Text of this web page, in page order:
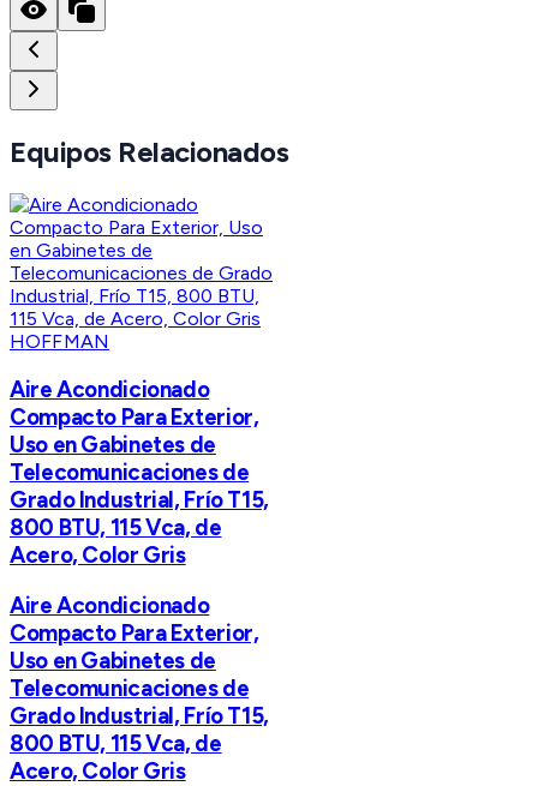
Equipos Relacionados
HOFFMAN
Aire Acondicionado
Compacto Para Exterior,
Uso en Gabinetes de
Telecomunicaciones de
Grado Industrial, Frío T15,
800 BTU, 115 Vca, de
Acero, Color Gris
Aire Acondicionado
Compacto Para Exterior,
Uso en Gabinetes de
Telecomunicaciones de
Grado Industrial, Frío T15,
800 BTU, 115 Vca, de
Acero, Color Gris